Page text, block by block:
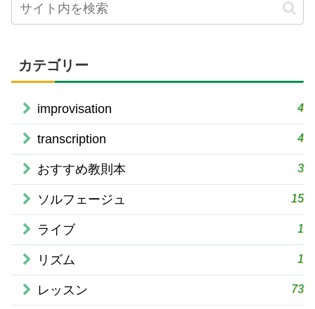
カテゴリー
improvisation 4
transcription 4
おすすめ教則本 3
ソルフェージュ 15
ライブ 1
リズム 1
レッスン 73